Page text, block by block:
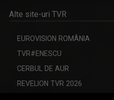
Alte site-uri TVR
EUROVISION ROMÂNIA
TVR#ENESCU
CERBUL DE AUR
REVELION TVR 2026